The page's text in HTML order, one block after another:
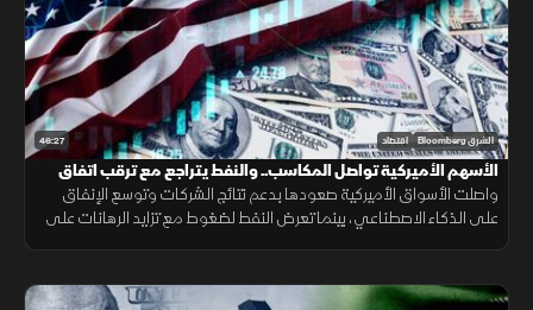
46:27 الشرق Bloomberg اقتصاد
الأسهم الأميركية تواصل المكاسب.. والنفط يتراجع مع ترقب اتفاق
إيران
واصلت الأسواق الأميركية صعودها بدعم نتائج الشركات وتوسع الإنفاق
على الذكاء الاصطناعي، بينما تعرض النفط لضغوط مع تزايد الرهانات على